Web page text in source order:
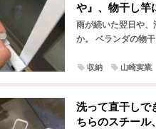
や』、物干し竿
雨が続いた翌日や
か。 ベランダの物
収納 山崎実業
洗って直干し
ちらのスチール